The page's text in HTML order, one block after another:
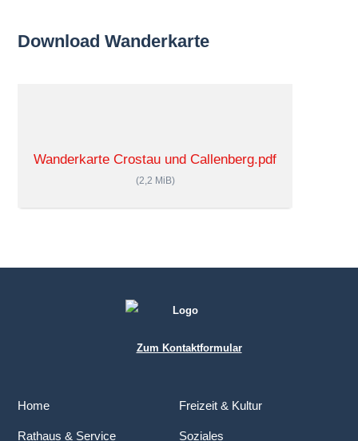
Download Wanderkarte
Wanderkarte Crostau und Callenberg.pdf
(2,2 MiB)
Zum Kontaktformular
Home
Rathaus & Service
Freizeit & Kultur
Soziales